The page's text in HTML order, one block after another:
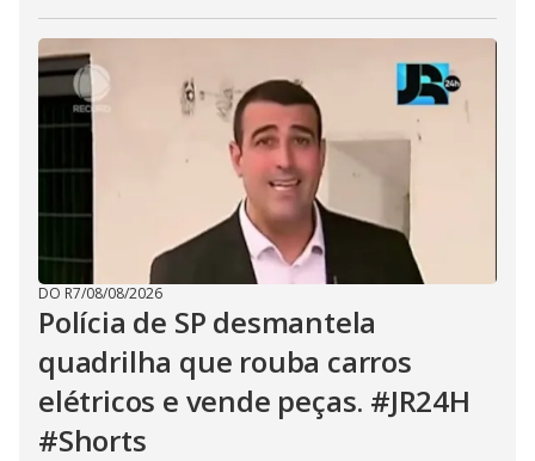
DO R7/08/08/2026
Polícia de SP desmantela
quadrilha que rouba carros
elétricos e vende peças. #JR24H
#Shorts